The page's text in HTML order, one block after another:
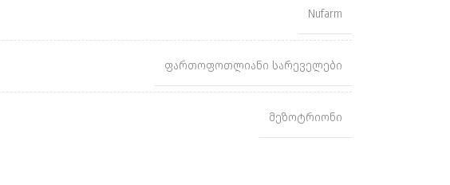
Nufarm
ფართოფოთლიანი სარეველები
მეზოტრიონი